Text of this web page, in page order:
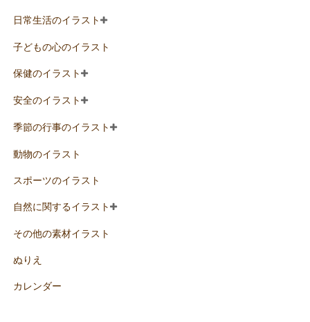
日常生活のイラスト
子どもの心のイラスト
保健のイラスト
安全のイラスト
季節の行事のイラスト
動物のイラスト
スポーツのイラスト
自然に関するイラスト
その他の素材イラスト
ぬりえ
カレンダー